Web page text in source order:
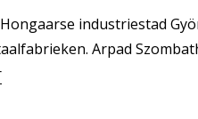
industriestad
Arpad